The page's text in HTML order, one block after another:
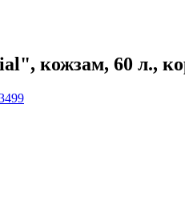
кожзам, 60 л.,